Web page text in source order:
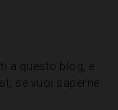
a questo blog, e
se vuoi saperne